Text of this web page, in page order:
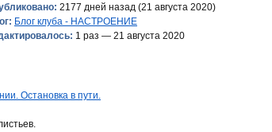
2177 дней назад (21 августа 2020)
Блог клуба - НАСТРОЕНИЕ
1 раз — 21 августа 2020